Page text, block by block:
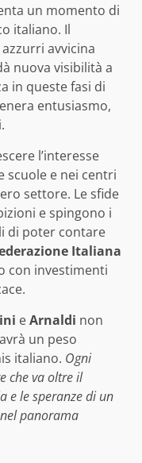
un momento di
italiano. Il
avvicina
nuova visibilità a
in queste fasi di
entusiasmo,
l’interesse
scuole e nei centri
settore. Le sfide
e spingono i
di poter contare
Italiana
con investimenti
eArnaldi non
un peso
italiano. Ogni
che va oltre il
e le speranze di un
panorama